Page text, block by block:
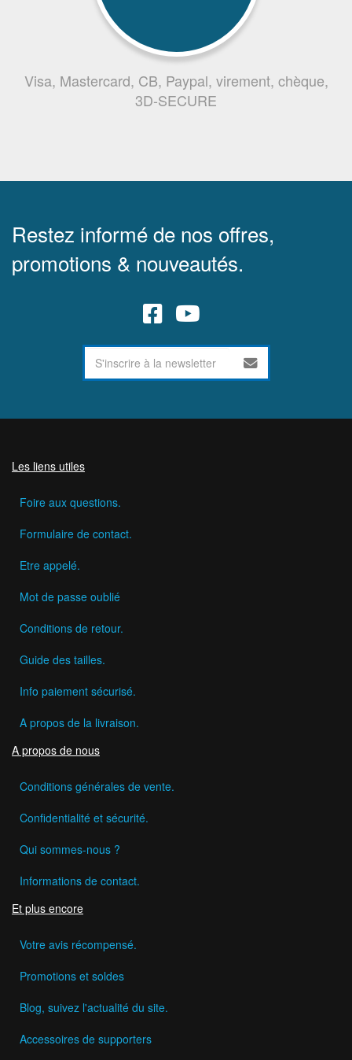
Visa, Mastercard, CB, Paypal, virement, chèque,
3D-SECURE
Restez informé de nos offres,
promotions & nouveautés.
Les liens utiles
Foire aux questions.
Formulaire de contact.
Etre appelé.
Mot de passe oublié
Conditions de retour.
Guide des tailles.
Info paiement sécurisé.
A propos de la livraison.
A propos de nous
Conditions générales de vente.
Confidentialité et sécurité.
Qui sommes-nous ?
Informations de contact.
Et plus encore
Votre avis récompensé.
Promotions et soldes
Blog, suivez l'actualité du site.
Accessoires de supporters